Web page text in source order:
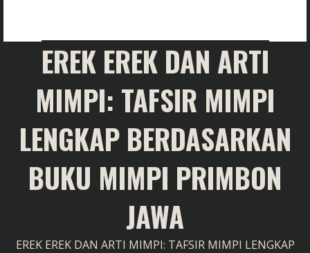
EREK EREK DAN ARTI
MIMPI: TAFSIR MIMPI
LENGKAP BERDASARKAN
BUKU MIMPI PRIMBON
JAWA
EREK EREK DAN ARTI MIMPI: TAFSIR MIMPI LENGKAP